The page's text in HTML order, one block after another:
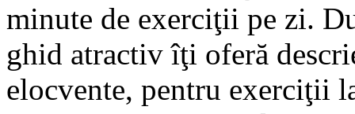
minute de exerciţii pe zi.
ghid atractiv îţi oferă
elocvente, pentru exerciţii